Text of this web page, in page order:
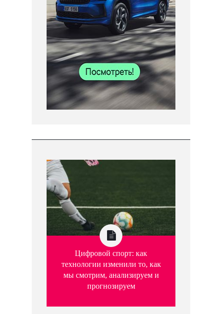
Цифровой спорт: как
технологии изменили то, как
мы смотрим, анализируем и
прогнозируем